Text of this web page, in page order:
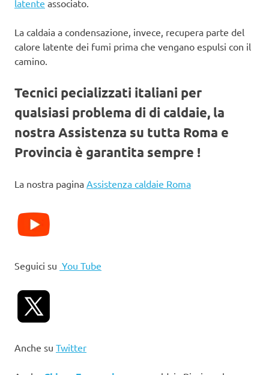
latente associato.
La caldaia a condensazione, invece, recupera parte del
calore latente dei fumi prima che vengano espulsi con il
camino.
Tecnici pecializzati italiani per
qualsiasi problema di di caldaie, la
nostra Assistenza su tutta Roma e
Provincia è garantita sempre !
La nostra pagina Assistenza caldaie Roma
Seguici su You Tube
Anche su Twitter